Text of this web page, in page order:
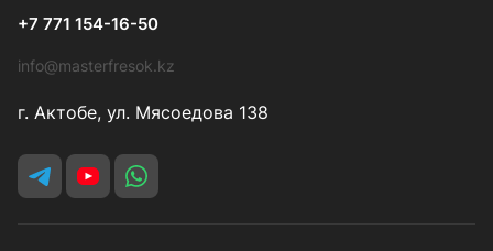
+7 771 154-16-50
info@masterfresok.kz
г. Актобе, ул. Мясоедова 138